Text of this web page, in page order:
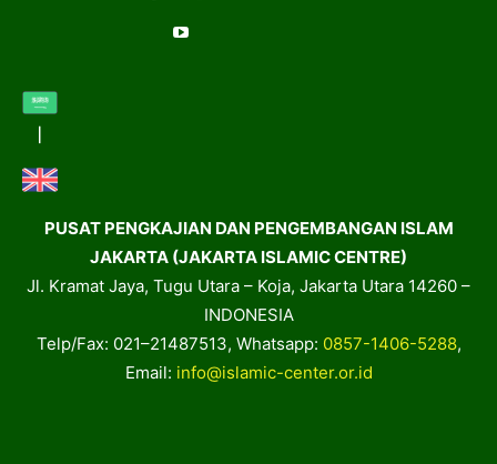
PUSAT PENGKAJIAN DAN PENGEMBANGAN ISLAM
JAKARTA (JAKARTA ISLAMIC CENTRE)
Jl. Kramat Jaya, Tugu Utara – Koja, Jakarta Utara 14260 –
INDONESIA
Telp/Fax: 021–21487513, Whatsapp: 0857-1406-5288,
Email: info@islamic-center.or.id